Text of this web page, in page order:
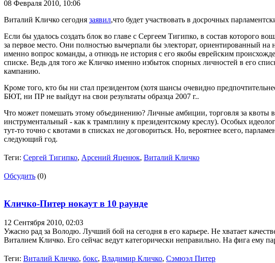
08 Февраля 2010, 10:06
Виталий Кличко сегодня заявил,что будет участвовать в досрочных
Если бы удалось создать блок во главе с Сергеем Тигипко, в состав
за первое место. Они полностью вычерпали бы электорат, ориентированный
именно вопрос команды, а отнюдь не история с его якобы еврейским
списке. Ведь для того же Кличко именно избыток спорных личностей в его
кампанию.
Кроме того, кто бы ни стал президентом (хотя шансы очевидно
БЮТ, ни ПР не выйдут на свои результаты образца 2007 г..
Что может помешать этому объединению? Личные амбиции, торговля за квоты
инструментальный - как к трамплину к президентскому креслу). Особых
тут-то точно с квотами в списках не договориться. Но, вероятнее всего,
следующий год.
Теги: Сергей Тигипко, Арсений Яценюк, Виталий Кличко
Обсудить (0)
Кличко-Питер нокаут в 10 раунде
12 Сентября 2010, 02:03
Ужасно рад за Володю. Лучший бой на сегодня в его карьере. Не хватает
Виталием Кличко. Его сейчас ведут категорически неправильно. На фига ему
Теги: Виталий Кличко, бокс, Владимир Кличко, Сэмюэл Питер